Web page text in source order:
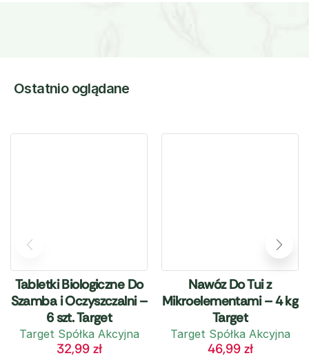
Ostatnio oglądane
Tabletki Biologiczne Do
Szamba i Oczyszczalni –
6 szt. Target
Target Spółka Akcyjna
32,99 zł
Nawóz Do Tui z
Mikroelementami – 4 kg
Target
Target Spółka Akcyjna
46,99 zł